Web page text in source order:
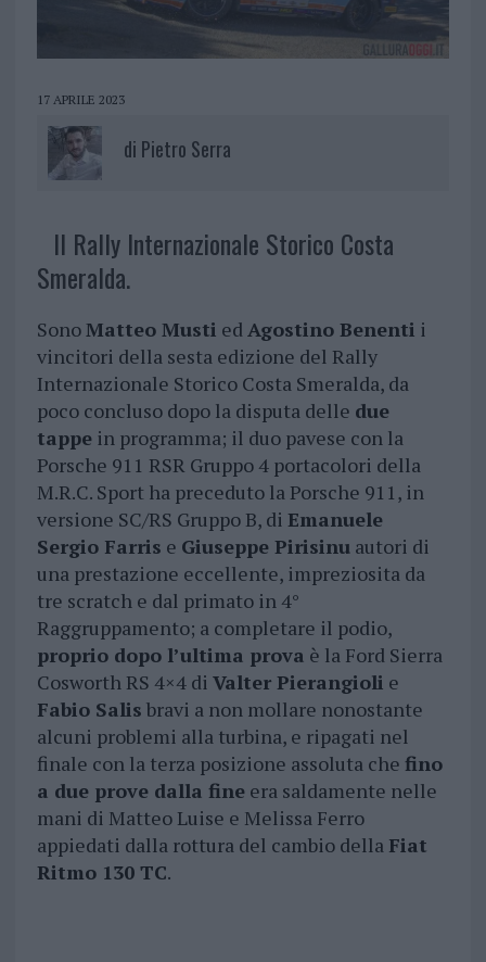
17 APRILE 2023
di Pietro Serra
Il Rally Internazionale Storico Costa
Smeralda.
SonoMatteo Musti edAgostino Benenti i
vincitori della sesta edizione del Rally
Internazionale Storico Costa Smeralda, da
poco concluso dopo la disputa delle due
tappein programma; il duo pavese con la
Porsche 911 RSR Gruppo 4 portacolori della
M.R.C. Sport ha preceduto la Porsche 911, in
versione SC/RS Gruppo B, di Emanuele
Sergio Farris e Giuseppe Pirisinuautori di
una prestazione eccellente, impreziosita da
tre scratch e dal primato in 4°
Raggruppamento; a completare il podio,
proprio dopo l’ultima prova è la Ford Sierra
Cosworth RS 4×4 di Valter Pierangioli e
Fabio Salis bravi a non mollare nonostante
alcuni problemi alla turbina, e ripagati nel
finale con la terza posizione assoluta che fino
a due prove dalla fineera saldamente nelle
mani di Matteo Luise e Melissa Ferro
appiedati dalla rottura del cambio della Fiat
Ritmo 130 TC.